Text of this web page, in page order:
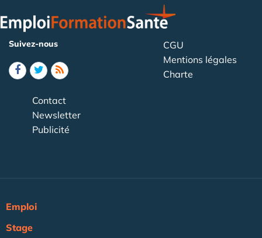
Suivez-nous
CGU
Mentions légales
Charte
Contact
Newsletter
Publicité
Emploi
Stage